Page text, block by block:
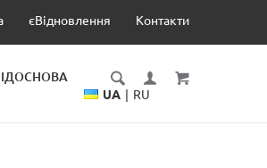
єВідновлення Контакти
UA RU